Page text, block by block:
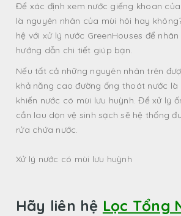
Để xác định xem nước giếng khoan
là nguyên nhân của mùi hôi hay
hệ với xử lý nước GreenHouses để
hướng dẫn chi tiết giúp bạn.
Nếu tất cả những nguyên nhân trên
khả năng cao đường ống thoát nước là
khiến nước có mùi lưu huỳnh. Để xử lý
cần lau dọn vệ sinh sạch sẽ hệ thống
rửa chứa nước.
Xử lý nước có mùi lưu huỳnh
Hãy liên hệ Lọc Tổng